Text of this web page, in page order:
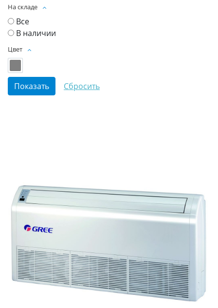
На складе
Все
В наличии
Цвет